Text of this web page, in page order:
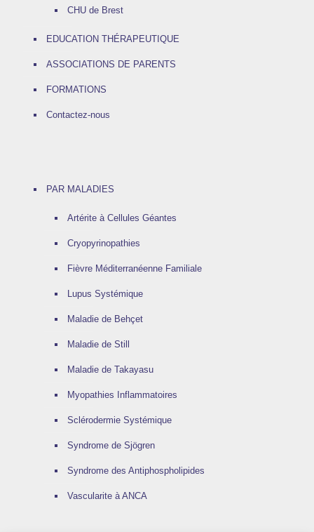
CHU de Brest
EDUCATION THÉRAPEUTIQUE
ASSOCIATIONS DE PARENTS
FORMATIONS
Contactez-nous
PAR MALADIES
Artérite à Cellules Géantes
Cryopyrinopathies
Fièvre Méditerranéenne Familiale
Lupus Systémique
Maladie de Behçet
Maladie de Still
Maladie de Takayasu
Myopathies Inflammatoires
Sclérodermie Systémique
Syndrome de Sjögren
Syndrome des Antiphospholipides
Vascularite à ANCA